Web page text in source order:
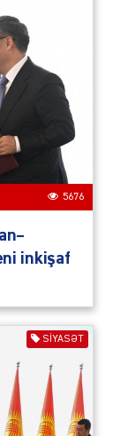
5676
inkişaf
SIYASƏT